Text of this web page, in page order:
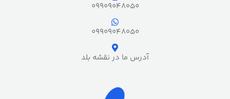
09909048050
09909048050
آدرس ما در نقشه بلد